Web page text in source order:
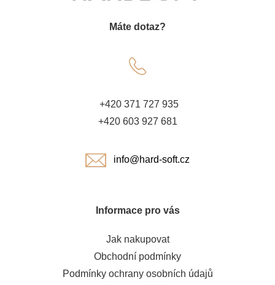
Máte dotaz?
+420 371 727 935
+420 603 927 681
info@hard-soft.cz
Informace pro vás
Jak nakupovat
Obchodní podmínky
Podmínky ochrany osobních údajů